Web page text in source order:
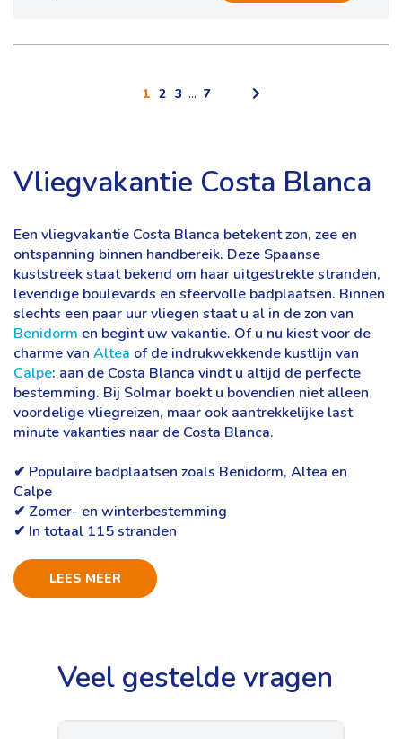
1 2 3 ... 7
Vliegvakantie Costa Blanca
Een vliegvakantie Costa Blanca betekent zon, zee en
ontspanning binnen handbereik. Deze Spaanse
kuststreek staat bekend om haar uitgestrekte stranden,
levendige boulevards en sfeervolle badplaatsen. Binnen
slechts een paar uur vliegen staat u al in de zon van
Benidorm en begint uw vakantie. Of u nu kiest voor de
charme van Altea of de indrukwekkende kustlijn van
Calpe: aan de Costa Blanca vindt u altijd de perfecte
bestemming. Bij Solmar boekt u bovendien niet alleen
voordelige vliegreizen, maar ook aantrekkelijke last
minute vakanties naar de Costa Blanca.
✔ Populaire badplaatsen zoals Benidorm, Altea en
Calpe
✔ Zomer- en winterbestemming
✔ In totaal 115 stranden
LEES MEER
Veel gestelde vragen